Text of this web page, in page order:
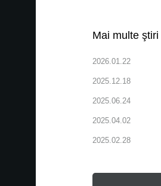
Mai multe ştiri
2026.01.22
2025.12.18
2025.06.24
2025.04.02
2025.02.28